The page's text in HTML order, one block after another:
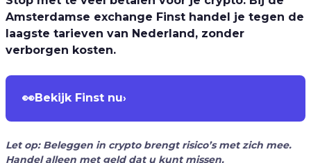
Amsterdamse exchange Finst handel je tegen de
laagste tarieven van Nederland, zonder
verborgen kosten.
👀Bekijk Finst nu›
Let op: Beleggen in crypto brengt risico’s met zich mee.
Handel alleen met geld dat u kunt missen.